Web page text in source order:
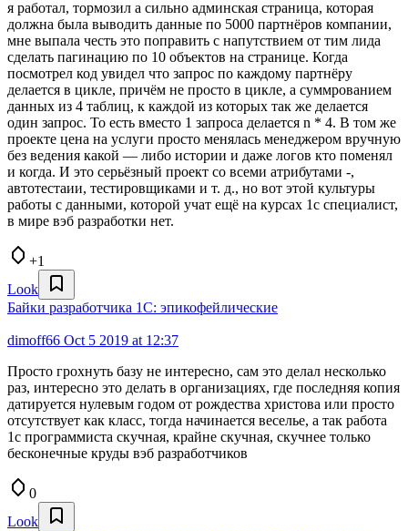
я работал, тормозил а сильно админская страница, которая
должна была выводить данные по 5000 партнёров компании,
мне выпала честь это поправить с напутствием от тим лида
сделать пагинацию по 10 объектов на странице. Когда
посмотрел код увидел что запрос по каждому партнёру
делается в цикле, причём не просто в цикле, а суммрованием
данных из 4 таблиц, к каждой из которых так же делается
один запрос. То есть вместо 1 запроса делается n * 4. В том же
проекте цена на услуги просто менялась менеджером вручную
без ведения какой — либо истории и даже логов кто поменял
и когда. И это серьёзный проект со всеми атрибутами -,
автотестаии, тестировщиками и т. д., но вот этой культуры
работы с данными, которой учат ещё на курсах 1с специалист,
в мире вэб разработки нет.
+1
Look
Байки разработчика 1C: эпикофейлические
dimoff66 Oct 5 2019 at 12:37
Просто грохнуть базу не интересно, сам это делал несколько
раз, интересно это делать в организациях, где последняя копия
датируется нулевым годом от рождества христова или просто
отсутствует как класс, тогда начинается веселье, а так работа
1с программиста скучная, крайне скучная, скучнее только
бесконечные круды вэб разработчиков
0
Look